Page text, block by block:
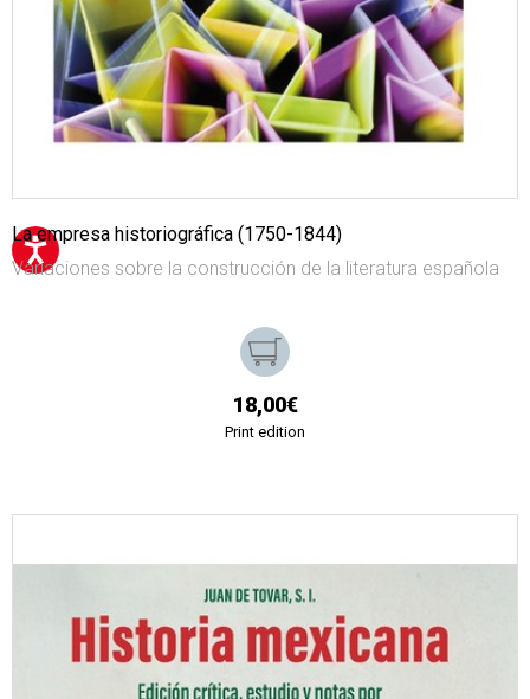
La empresa historiográfica (1750-1844)
Variaciones sobre la construcción de la literatura española
18,00€
Print edition